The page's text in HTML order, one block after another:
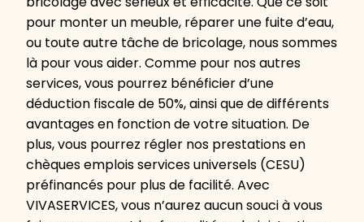
pour monter un meuble, réparer une fuite d’eau,
ou toute autre tâche de bricolage, nous sommes
là pour vous aider. Comme pour nos autres
services, vous pourrez bénéficier d’une
déduction fiscale de 50%, ainsi que de différents
avantages en fonction de votre situation. De
plus, vous pourrez régler nos prestations en
chèques emplois services universels (CESU)
préfinancés pour plus de facilité. Avec
VIVASERVICES, vous n’aurez aucun souci à vous